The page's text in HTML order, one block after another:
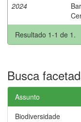
2024
Resultado 1-1 de 1.
Busca
Assunto
Biodiversidade